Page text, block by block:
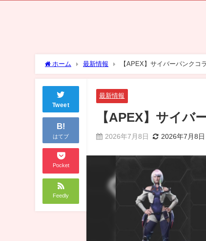
ホーム 最新情報 【APEX】サイバーパンクコ
Tweet
B!
はてブ
Pocket
Feedly
最新情報
【APEX】サイバ
2026年7月8日 2026年7月8日